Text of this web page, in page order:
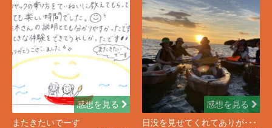
感想を見る
またきたいでーす
感想を見る
日没を見せてくれてありが･･･